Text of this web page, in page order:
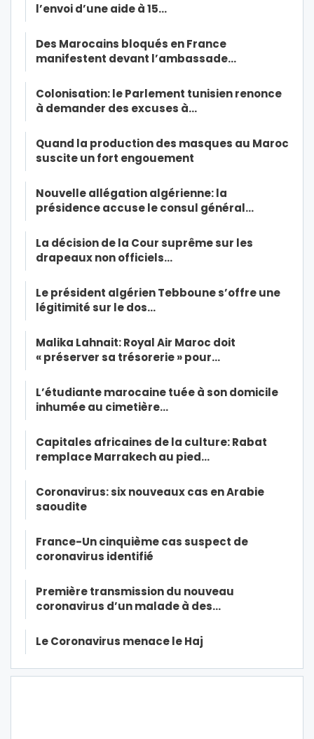
l’envoi d’une aide à 15…
Des Marocains bloqués en France
manifestent devant l’ambassade…
Colonisation: le Parlement tunisien renonce
à demander des excuses à…
Quand la production des masques au Maroc
suscite un fort engouement
Nouvelle allégation algérienne: la
présidence accuse le consul général…
La décision de la Cour suprême sur les
drapeaux non officiels…
Le président algérien Tebboune s’offre une
légitimité sur le dos…
Malika Lahnait: Royal Air Maroc doit
« préserver sa trésorerie » pour…
L’étudiante marocaine tuée à son domicile
inhumée au cimetière…
Capitales africaines de la culture: Rabat
remplace Marrakech au pied…
Coronavirus: six nouveaux cas en Arabie
saoudite
France-Un cinquième cas suspect de
coronavirus identifié
Première transmission du nouveau
coronavirus d’un malade à des…
Le Coronavirus menace le Haj